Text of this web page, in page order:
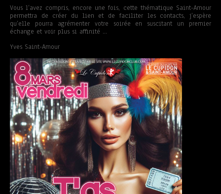
Vous l’avez compris, encore une fois, cette thématique Saint-Amour
permettra de créer du lien et de faciliter les contacts, j’espère
qu’elle pourra agrémenter votre soirée en suscitant un premier
échange et voir plus si affinité …
Yves Saint-Amour